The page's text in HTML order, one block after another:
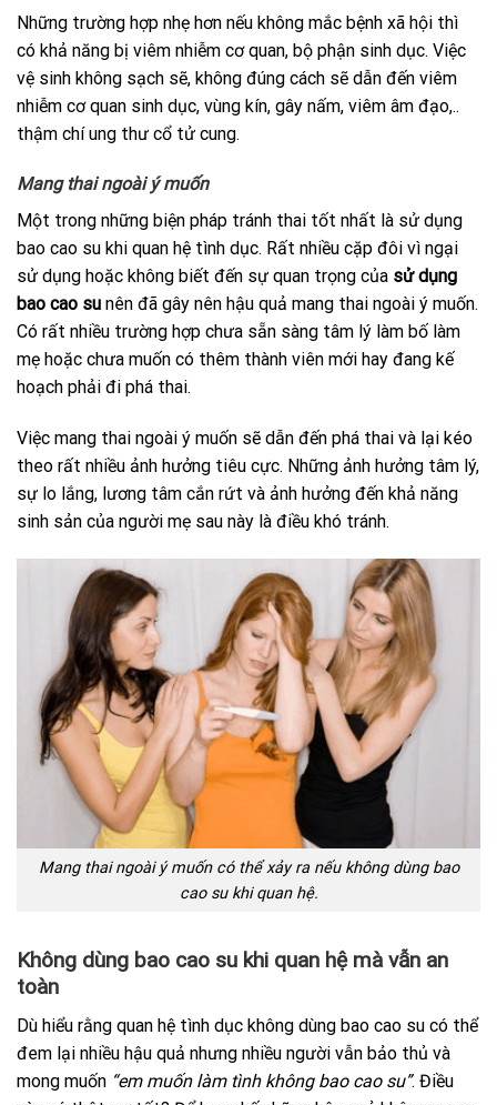
Những trường hợp nhẹ hơn nếu không mắc bệnh xã hội thì
có khả năng bị viêm nhiễm cơ quan, bộ phận sinh dục. Việc
vệ sinh không sạch sẽ, không đúng cách sẽ dẫn đến viêm
nhiễm cơ quan sinh dục, vùng kín, gây nấm, viêm âm đạo,..
thậm chí ung thư cổ tử cung.
Mang thai ngoài ý muốn
Một trong những biện pháp tránh thai tốt nhất là sử dụng
bao cao su khi quan hệ tình dục. Rất nhiều cặp đôi vì ngại
sử dụng hoặc không biết đến sự quan trọng của sử dụng
bao cao su nên đã gây nên hậu quả mang thai ngoài ý muốn.
Có rất nhiều trường hợp chưa sẵn sàng tâm lý làm bố làm
mẹ hoặc chưa muốn có thêm thành viên mới hay đang kế
hoạch phải đi phá thai.
Việc mang thai ngoài ý muốn sẽ dẫn đến phá thai và lại kéo
theo rất nhiều ảnh hưởng tiêu cực. Những ảnh hưởng tâm lý,
sự lo lắng, lương tâm cắn rứt và ảnh hưởng đến khả năng
sinh sản của người mẹ sau này là điều khó tránh.
Mang thai ngoài ý muốn có thể xảy ra nếu không dùng bao
cao su khi quan hệ.
Không dùng bao cao su khi quan hệ mà vẫn an
toàn
Dù hiểu rằng quan hệ tình dục không dùng bao cao su có thể
đem lại nhiều hậu quả nhưng nhiều người vẫn bảo thủ và
mong muốn “em muốn làm tình không bao cao su”. Điều